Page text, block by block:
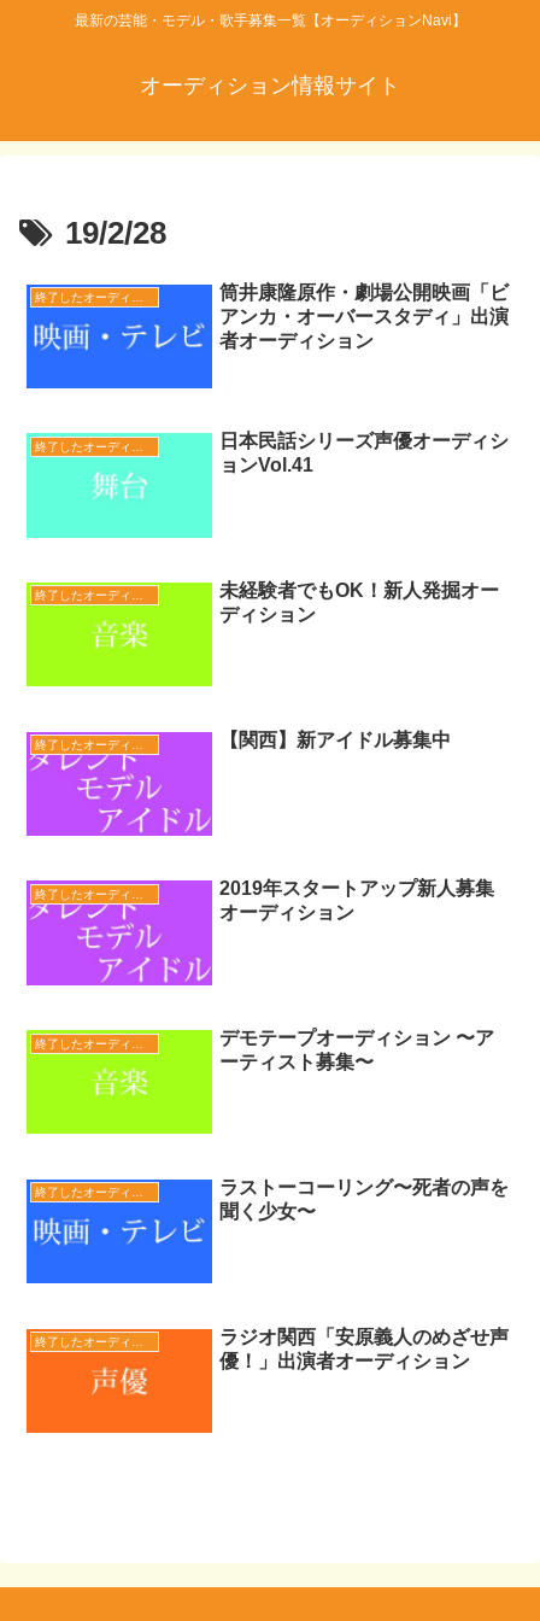
最新の芸能・モデル・歌手募集一覧【オーディションNavi】
オーディション情報サイト
19/2/28
筒井康隆原作・劇場公開映画「ビ
アンカ・オーバースタディ」出演
者オーディション
日本民話シリーズ声優オーディシ
ョンVol.41
終了したオーディション
未経験者でもOK！新人発掘オー
ディション
【関西】新アイドル募集中
2019年スタートアップ新人募集
オーディション
デモテープオーディション 〜ア
ーティスト募集〜
終了したオーディション
ラストーコーリング〜死者の声を
聞く少女〜
ラジオ関西「安原義人のめざせ声
優！」出演者オーディション